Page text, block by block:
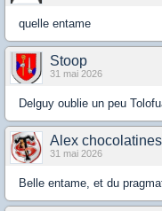
quelle entame
Stoop
31 mai 2026
Delguy oublie un peu
Alex chocolatines
31 mai 2026
Belle entame, et du